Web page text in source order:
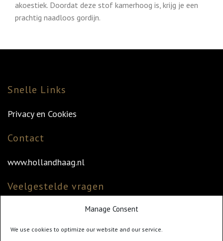
Manage Consent
We use cookies to optimize our website and our service.
akoestiek. Doordat deze stof kamerhoog is, krijg je een
prachtig naadloos gordijn.
Snelle Links
Privacy en Cookies
Contact
www.hollandhaag.nl
Veelgestelde vragen
Veelgestelde vragen